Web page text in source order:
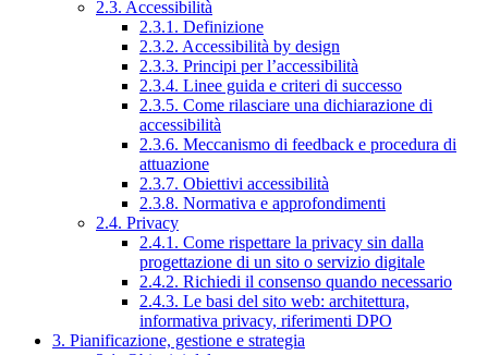
2.3. Accessibilità
2.3.1. Definizione
2.3.2. Accessibilità by design
2.3.3. Principi per l’accessibilità
2.3.4. Linee guida e criteri di successo
2.3.5. Come rilasciare una dichiarazione di
accessibilità
2.3.6. Meccanismo di feedback e procedura di
attuazione
2.3.7. Obiettivi accessibilità
2.3.8. Normativa e approfondimenti
2.4. Privacy
2.4.1. Come rispettare la privacy sin dalla
progettazione di un sito o servizio digitale
2.4.2. Richiedi il consenso quando necessario
2.4.3. Le basi del sito web: architettura,
informativa privacy, riferimenti DPO
3. Pianificazione, gestione e strategia